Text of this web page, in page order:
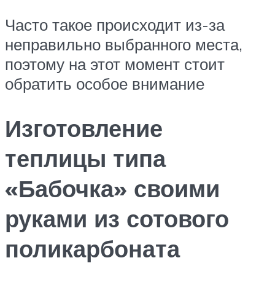
Часто такое происходит из-за
неправильно выбранного места,
поэтому на этот момент стоит
обратить особое внимание
Изготовление
теплицы типа
«Бабочка» своими
руками из сотового
поликарбоната